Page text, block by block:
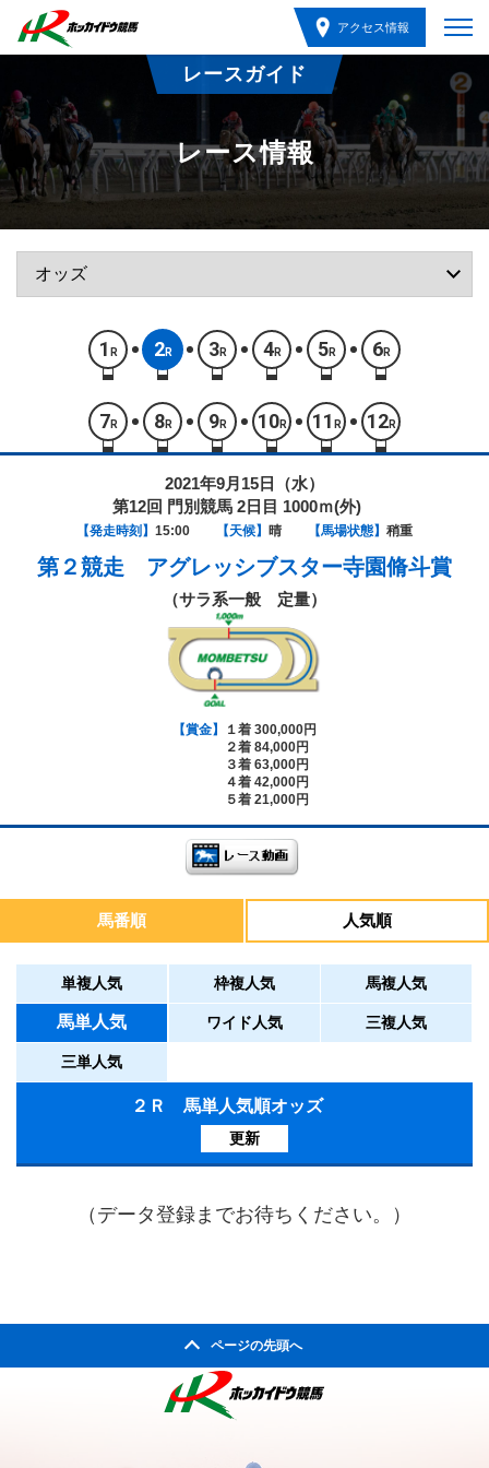
アクセス情報
レースガイド
レース情報
1 R 2R 3R 4R 5R 6R
7 R 8R 9R 10R 11 R 12R
2021年9月15日（水）
第12回 門別競馬 2日目 1000ｍ(外)
【発走時刻】 15:00 【天候】 晴 【馬場状態】 稍重
第２競走 アグレッシブスター寺園脩斗賞
（サラ系一般 定量）
【賞金】
１着 300,000円
２着 84,000円
３着 63,000円
４着 42,000円
５着 21,000円
馬番順 人気順
単複人気 枠複人気 馬複人気
馬単人気 ワイド人気 三複人気
三単人気
２Ｒ 馬単人気順オッズ
更新
（データ登録までお待ちください。）
ページの先頭へ